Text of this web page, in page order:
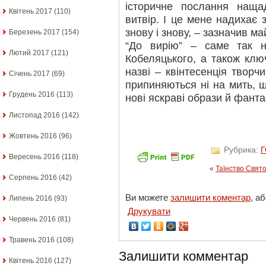
Квітень 2017 (110)
Березень 2017 (154)
Лютий 2017 (121)
Січень 2017 (69)
Грудень 2016 (113)
Листопад 2016 (142)
Жовтень 2016 (96)
Вересень 2016 (118)
Серпень 2016 (42)
Липень 2016 (93)
Червень 2016 (81)
Травень 2016 (108)
Квітень 2016 (127)
історичне послання
витвір. І це мене надихає
знову і знову, – зазначив
“До вирію” – саме так
Кобеляцького, а також
назві – квінтесенція
припиняються ні на мить,
нові яскраві образи й
Рубрика:
« Таїнство
Ви можете залишити коментар,
Друкувати
Залишити комментар